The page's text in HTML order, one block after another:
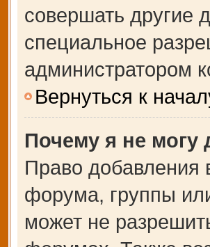
совершать другие
специальное
администратором
Вернуться к
Почему я не могу
Право добавления
форума, группы
может не